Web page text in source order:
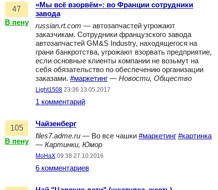
47
В пену
«Мы всё взорвём»: во Франции сотрудники
завода
russian.rt.com — автозапчастей угрожают
заказчикам. Сотрудники французского завода
автозапчастей GM&S Industry, находящегося на
грани банкротства, угрожают взорвать предприятие,
если основные клиенты компании не возьмут на
себя обязательство по обеспечению организации
заказами. #маркетинг — Новости, Общество
Light1508 23:36 13.05.2017
1 комментарий
105
В пену
Чайзенберг
files7.adme.ru — Во все чашки #маркетинг #картинка
— Картинки, Юмор
MoHaX 09:38 27.10.2016
6 комментариев